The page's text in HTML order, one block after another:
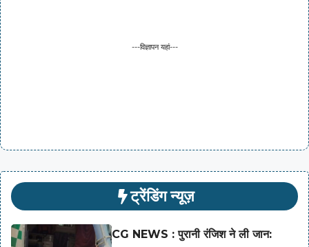
---विज्ञापन यहां---
ट्रेंडिंग न्यूज़
CG NEWS : पुरानी रंजिश ने ली जान: